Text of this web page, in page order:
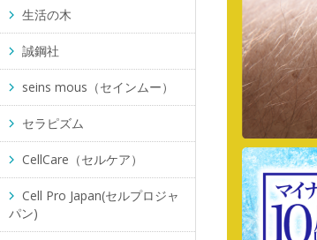
生活の木
誠鋼社
seins mous（セインムー）
セラピズム
CellCare（セルケア）
Cell Pro Japan(セルプロジャ
パン)